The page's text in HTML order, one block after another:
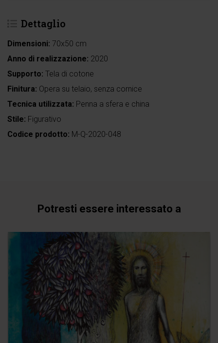
Dettaglio
Dimensioni: 70x50 cm
Anno di realizzazione: 2020
Supporto: Tela di cotone
Finitura: Opera su telaio, senza cornice
Tecnica utilizzata: Penna a sfera e china
Stile: Figurativo
Codice prodotto: M-Q-2020-048
Potresti essere interessato a